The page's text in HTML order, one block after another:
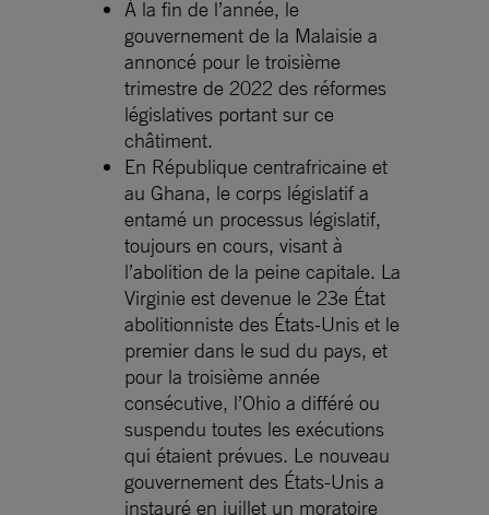
À la fin de l’année, le
gouvernement de la Malaisie a
annoncé pour le troisième
trimestre de 2022 des réformes
législatives portant sur ce
châtiment.
En République centrafricaine et
au Ghana, le corps législatif a
entamé un processus législatif,
toujours en cours, visant à
l’abolition de la peine capitale. La
Virginie est devenue le 23e État
abolitionniste des États-Unis et le
premier dans le sud du pays, et
pour la troisième année
consécutive, l’Ohio a différé ou
suspendu toutes les exécutions
qui étaient prévues. Le nouveau
gouvernement des États-Unis a
instauré en juillet un moratoire